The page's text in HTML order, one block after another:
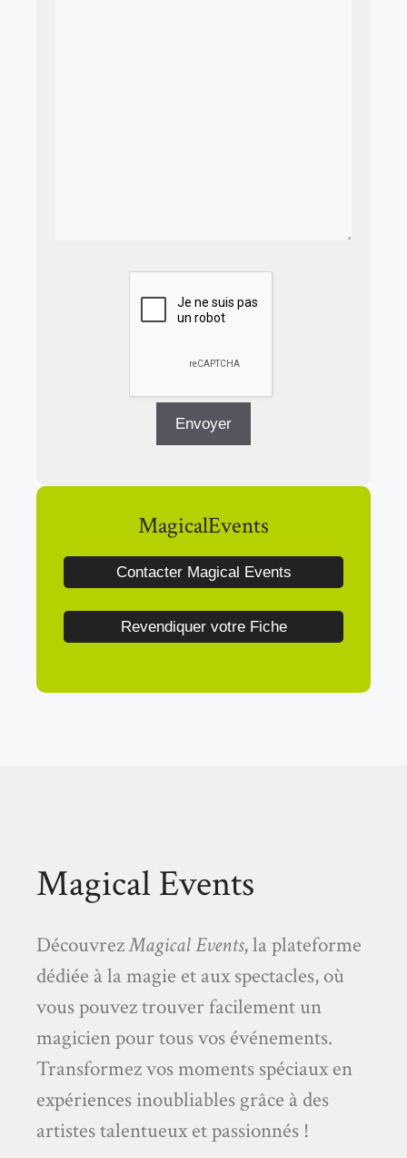
MagicalEvents
Contacter Magical Events
Revendiquer votre Fiche
Magical Events
DécouvrezMagical Events, la plateforme
dédiée à la magie et aux spectacles, où
vous pouvez trouver facilement un
magicien pour tous vos événements.
Transformez vos moments spéciaux en
expériences inoubliables grâce à des
artistes talentueux et passionnés !